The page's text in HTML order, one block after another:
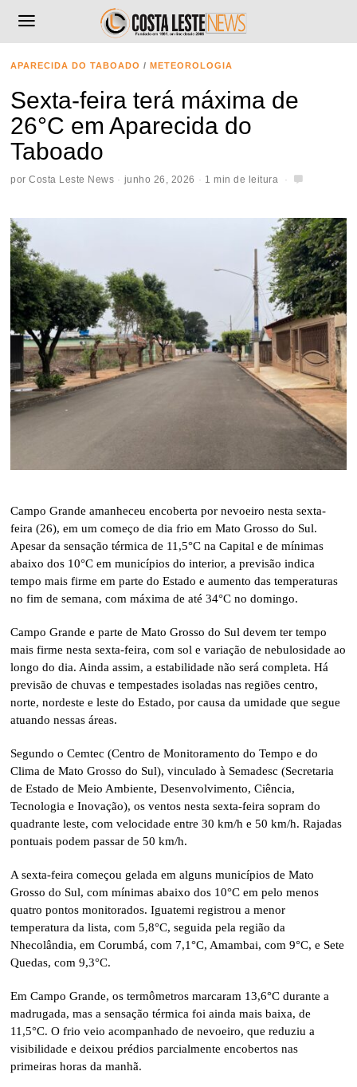
APARECIDA DO TABOADO / METEOROLOGIA
Sexta-feira terá máxima de
26°C em Aparecida do
Taboado
porCosta Leste News junho 26, 2026 1 min de leitura
Campo Grande amanheceu encoberta por nevoeiro nesta sexta-
feira (26), em um começo de dia frio em Mato Grosso do Sul.
Apesar da sensação térmica de 11,5°C na Capital e de mínimas
abaixo dos 10°C em municípios do interior, a previsão indica
tempo mais firme em parte do Estado e aumento das temperaturas
no fim de semana, com máxima de até 34°C no domingo.
Campo Grande e parte de Mato Grosso do Sul devem ter tempo
mais firme nesta sexta-feira, com sol e variação de nebulosidade ao
longo do dia. Ainda assim, a estabilidade não será completa. Há
previsão de chuvas e tempestades isoladas nas regiões centro,
norte, nordeste e leste do Estado, por causa da umidade que segue
atuando nessas áreas.
Segundo o Cemtec (Centro de Monitoramento do Tempo e do
Clima de Mato Grosso do Sul), vinculado à Semadesc (Secretaria
de Estado de Meio Ambiente, Desenvolvimento, Ciência,
Tecnologia e Inovação), os ventos nesta sexta-feira sopram do
quadrante leste, com velocidade entre 30 km/h e 50 km/h. Rajadas
pontuais podem passar de 50 km/h.
A sexta-feira começou gelada em alguns municípios de Mato
Grosso do Sul, com mínimas abaixo dos 10°C em pelo menos
quatro pontos monitorados. Iguatemi registrou a menor
temperatura da lista, com 5,8°C, seguida pela região da
Nhecolândia, em Corumbá, com 7,1°C, Amambai, com 9°C, e Sete
Quedas, com 9,3°C.
Em Campo Grande, os termômetros marcaram 13,6°C durante a
madrugada, mas a sensação térmica foi ainda mais baixa, de
11,5°C. O frio veio acompanhado de nevoeiro, que reduziu a
visibilidade e deixou prédios parcialmente encobertos nas
primeiras horas da manhã.